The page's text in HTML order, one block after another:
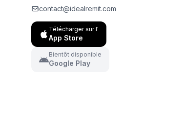
contact@idealremit.com
Télécharger sur l'
App Store
Bientôt disponible
Google Play